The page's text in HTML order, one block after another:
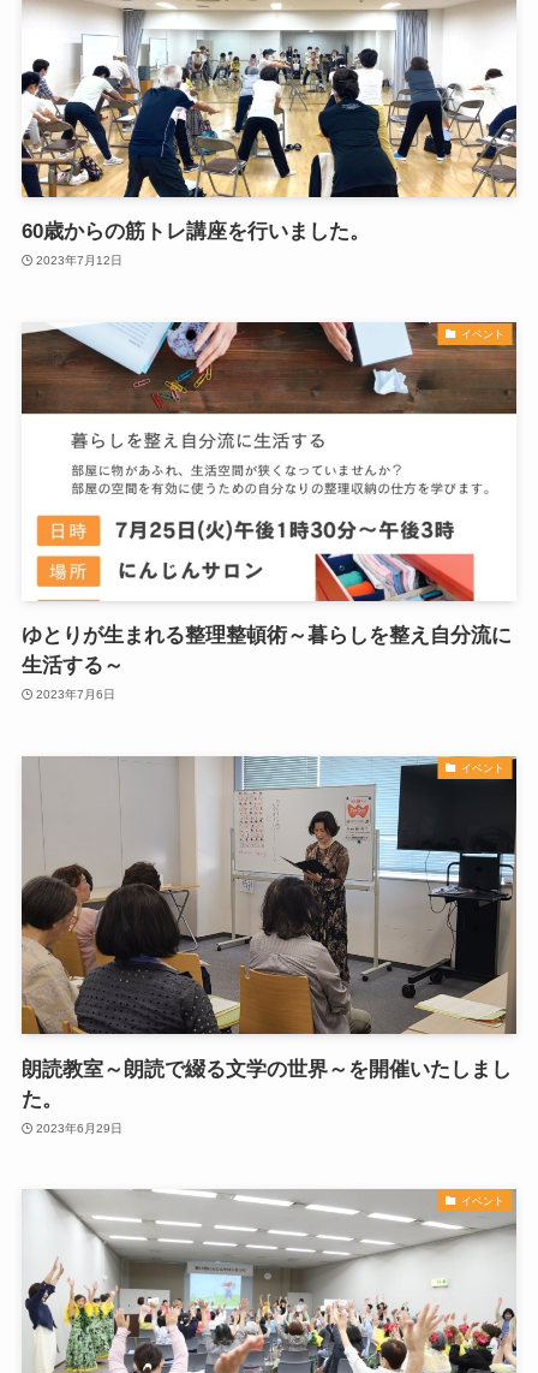
60歳からの筋トレ講座を行いました。
2023年7月12日
イベント
ゆとりが生まれる整理整頓術～暮らしを整え自分流に
生活する～
2023年7月6日
イベント
朗読教室～朗読で綴る文学の世界～を開催いたしまし
た。
2023年6月29日
イベント